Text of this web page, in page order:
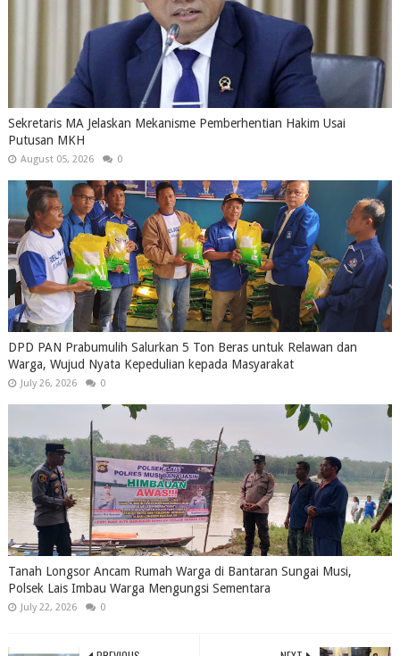
Sekretaris MA Jelaskan Mekanisme Pemberhentian Hakim Usai
Putusan MKH
August 05, 2026 0
DPD PAN Prabumulih Salurkan 5 Ton Beras untuk Relawan dan
Warga, Wujud Nyata Kepedulian kepada Masyarakat
July 26, 2026 0
Tanah Longsor Ancam Rumah Warga di Bantaran Sungai Musi,
Polsek Lais Imbau Warga Mengungsi Sementara
July 22, 2026 0